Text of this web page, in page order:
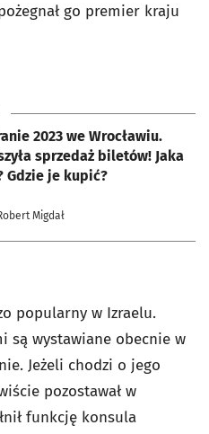
go premier kraju
2023 we Wrocławiu.
sprzedaż biletów! Jaka
Gdzie je kupić?
Migdał
popularny w Izraelu.
są wystawiane obecnie w
Jeżeli chodzi o jego
pozostawał w
funkcję konsula